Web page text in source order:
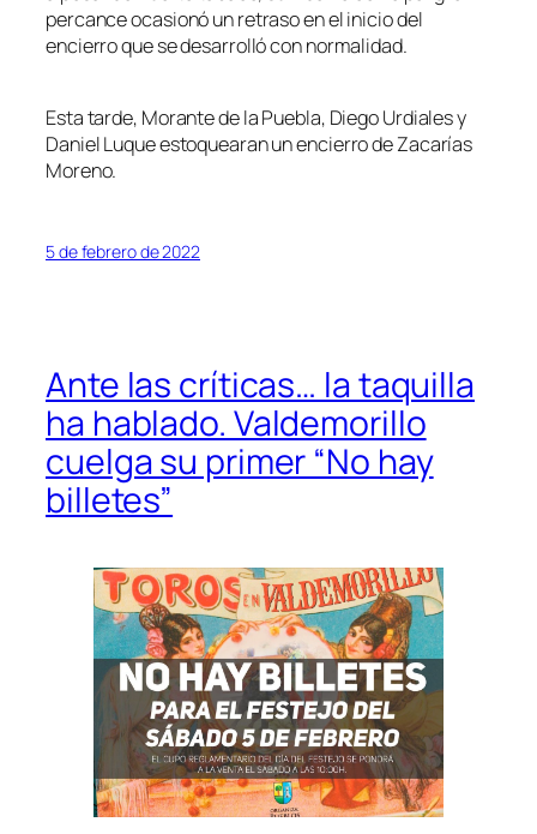
percance ocasionó un retraso en el inicio del
encierro que se desarrolló con normalidad.
Esta tarde, Morante de la Puebla, Diego Urdiales y
Daniel Luque estoquearan un encierro de Zacarías
Moreno.
5 de febrero de 2022
Ante las críticas… la taquilla
ha hablado. Valdemorillo
cuelga su primer “No hay
billetes”